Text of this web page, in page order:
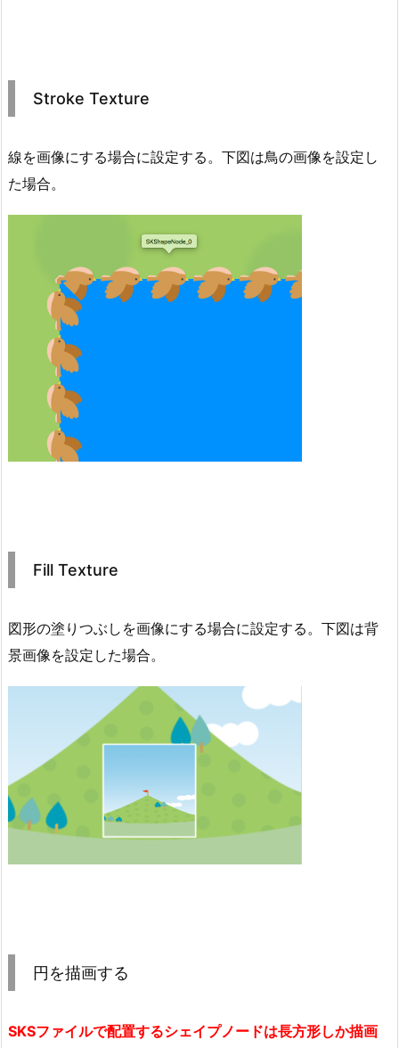
Stroke Texture
線を画像にする場合に設定する。下図は鳥の画像を設定し
た場合。
Fill Texture
図形の塗りつぶしを画像にする場合に設定する。下図は背
景画像を設定した場合。
円を描画する
SKSファイルで配置するシェイプノードは長方形しか描画